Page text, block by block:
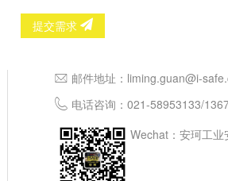
提交需求
邮件地址： liming.guan@i-
电话咨询： 021-58953133/
Wechat：安珂工业